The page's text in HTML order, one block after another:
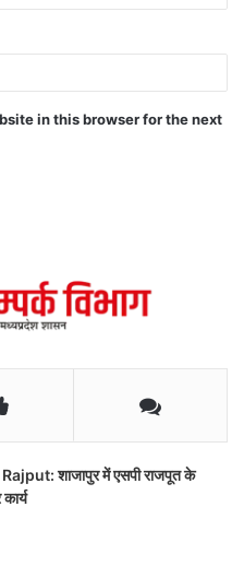
in this browser for the next
शाजापुर में एसपी राजपूत के